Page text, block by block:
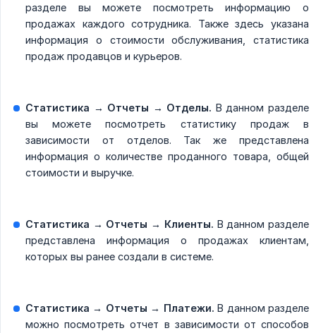
разделе вы можете посмотреть информацию о
продажах каждого сотрудника. Также здесь указана
информация о стоимости обслуживания, статистика
продаж продавцов и курьеров.
Статистика → Отчеты → Отделы. В данном разделе
вы можете посмотреть статистику продаж в
зависимости от отделов. Так же представлена
информация о количестве проданного товара, общей
стоимости и выручке.
Статистика → Отчеты → Клиенты. В данном разделе
представлена информация о продажах клиентам,
которых вы ранее создали в системе.
Статистика → Отчеты → Платежи. В данном разделе
можно посмотреть отчет в зависимости от способов